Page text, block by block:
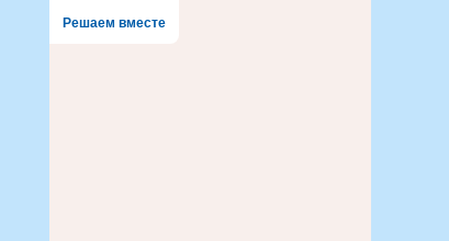
Решаем вместе